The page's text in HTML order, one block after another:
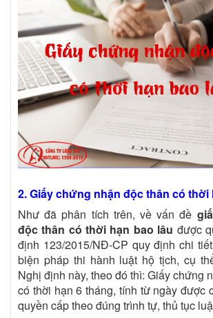
2. Giấy chứng nhận độc thân có thời
Như đã phân tích trên, về vấn đề
độc thân có thời hạn bao lâu được
định 123/2015/NĐ-CP quy định chi
biện pháp thi hành luật hộ tịch, cụ
Nghị định này, theo đó thì: Giấy chứng
có thời hạn 6 tháng, tính từ ngày được
quyền cấp theo đúng trình tự, thủ tục